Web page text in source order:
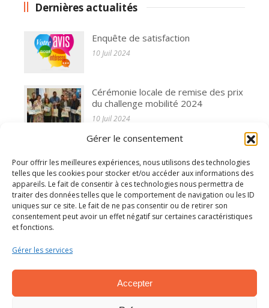
Gérer le consentement
Pour offrir les meilleures expériences, nous utilisons des technologies
telles que les cookies pour stocker et/ou accéder aux informations des
appareils. Le fait de consentir à ces technologies nous permettra de
traiter des données telles que le comportement de navigation ou les ID
uniques sur ce site. Le fait de ne pas consentir ou de retirer son
consentement peut avoir un effet négatif sur certaines caractéristiques
et fonctions.
Gérer les services
Accepter
Dernières actualités
Enquête de satisfaction
10 Juil 2024
Cérémonie locale de remise des prix
du challenge mobilité 2024
10 Juil 2024
s'est réunie le 31 mai 2024
10 Juil 2024
Règlement sur la protection des
données (RGPD)